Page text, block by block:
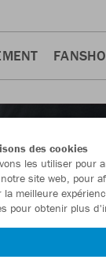
des cookies
les utiliser pour
site web, pour
la meilleure
pour obtenir plus